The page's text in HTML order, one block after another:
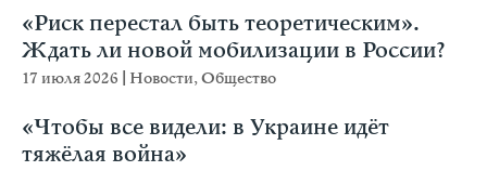
«Риск перестал быть теоретическим».
Ждать ли новой мобилизации в России?
17 июля 2026 Новости,Общество
«Чтобы все видели: в Украине идёт
тяжёлая война»